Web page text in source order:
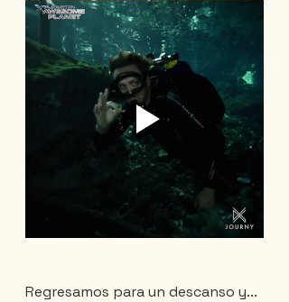
Regresamos para un descanso y...